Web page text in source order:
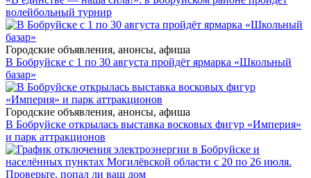
волейбольный турнир
Городские объявления, анонсы, афиша
В Бобруйске с 1 по 30 августа пройдёт ярмарка «Школьный
базар»
Городские объявления, анонсы, афиша
В Бобруйске открылась выставка восковых фигур «Империя»
и парк аттракционов